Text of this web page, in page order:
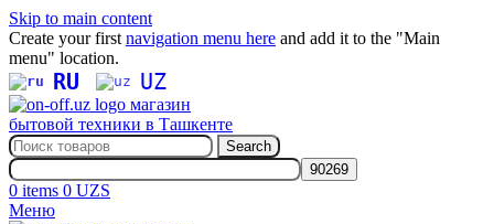
Skip to main content
Create your first navigation menu here and add it to the "Main
menu" location.
RU UZ
Search
0 items 0 UZS
Меню